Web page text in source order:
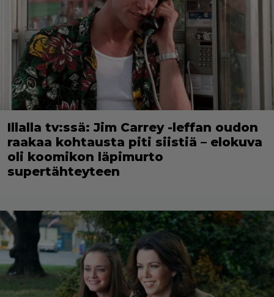
Illalla tv:ssä: Jim Carrey -leffan oudon
raakaa kohtausta piti siistiä – elokuva
oli koomikon läpimurto
supertähteyteen